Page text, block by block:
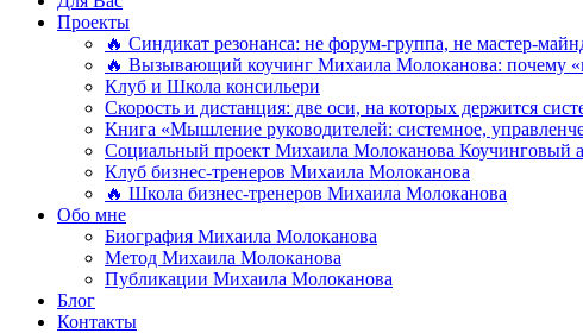
Проекты
🔥 Синдикат резонанса: не форум-группа, не мастер-
🔥 Вызывающий коучинг Михаила Молоканова: почему
Клуб и Школа консильери
Скорость и дистанция: две оси, на которых держится
Книга «Мышление руководителей: системное,
Социальный проект Михаила Молоканова Коучинговый
Клуб бизнес-тренеров Михаила Молоканова
🔥 Школа бизнес-тренеров Михаила Молоканова
Обо мне
Биография Михаила Молоканова
Метод Михаила Молоканова
Публикации Михаила Молоканова
Блог
Контакты